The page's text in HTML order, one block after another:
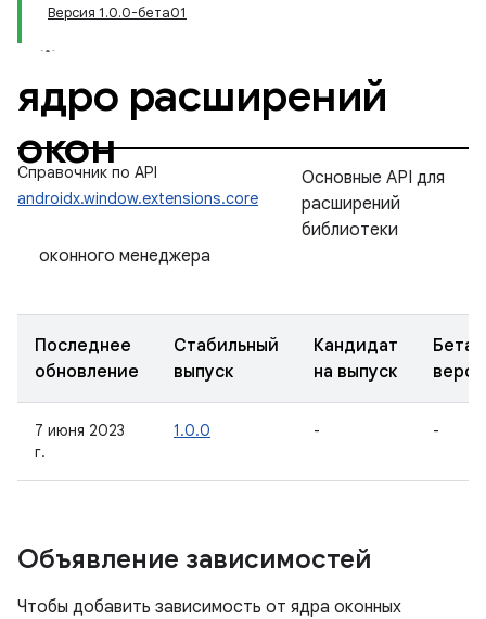
Версия 1.0.0-бета01
ядро расширений
окон
Справочник по API
androidx.window.extensions.core
Основные API для
расширений
библиотеки
оконного менеджера
Последнее
обновление
Стабильный
выпуск
Кандидат
на выпуск
Бета-
7 июня 2023
г.
1.0.0 - -
Объявление зависимостей
Чтобы добавить зависимость от ядра оконных